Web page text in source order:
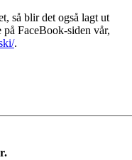
så blir det også lagt ut
FaceBook-siden vår,
.